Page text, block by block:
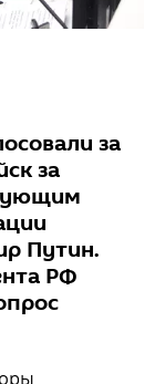
за
за
Путин.
РФ